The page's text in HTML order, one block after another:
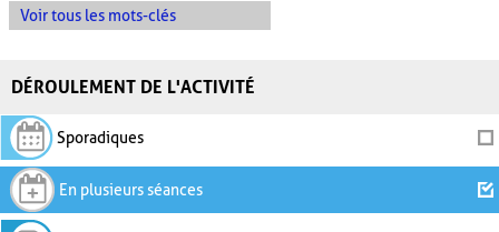
Voir tous les mots-clés
DÉROULEMENT DE L'ACTIVITÉ
Sporadiques
En plusieurs séances